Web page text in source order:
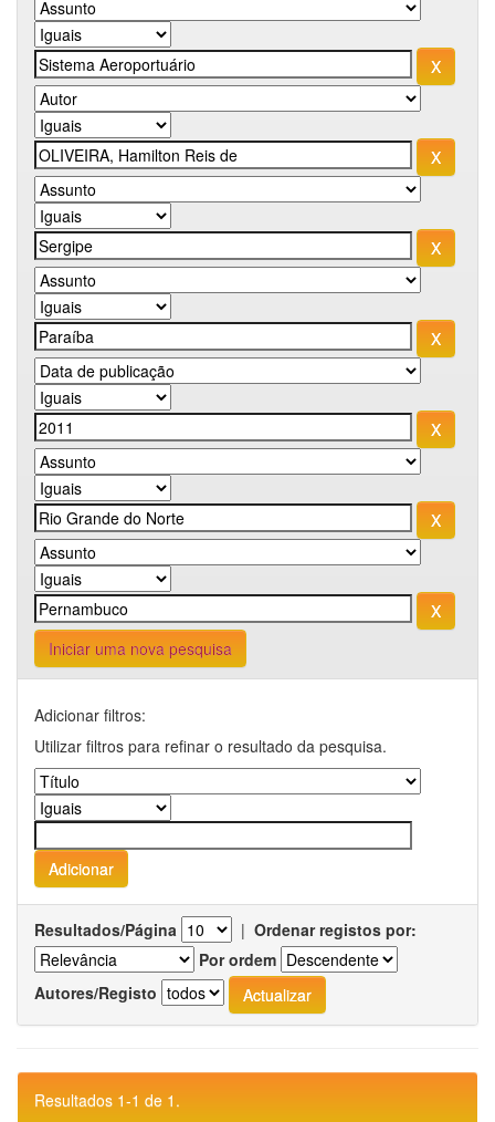
Iniciar uma nova pesquisa
Adicionar filtros:
Utilizar filtros para refinar o resultado da pesquisa.
Resultados/Página | Ordenar registos por:
Por ordem
Autores/Registo
Resultados 1-1 de 1.